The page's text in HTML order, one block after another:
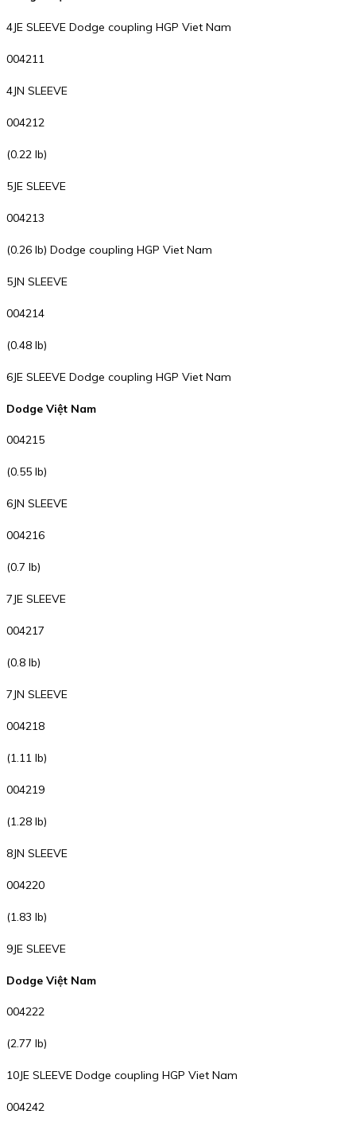
4JE SLEEVE Dodge coupling HGP Viet Nam
004211
4JN SLEEVE
004212
(0.22 lb)
5JE SLEEVE
004213
(0.26 lb) Dodge coupling HGP Viet Nam
5JN SLEEVE
004214
(0.48 lb)
6JE SLEEVE Dodge coupling HGP Viet Nam
Dodge Việt Nam
004215
(0.55 lb)
6JN SLEEVE
004216
(0.7 lb)
7JE SLEEVE
004217
(0.8 lb)
7JN SLEEVE
004218
(1.11 lb)
004219
(1.28 lb)
8JN SLEEVE
004220
(1.83 lb)
9JE SLEEVE
Dodge Việt Nam
004222
(2.77 lb)
10JE SLEEVE Dodge coupling HGP Viet Nam
004242